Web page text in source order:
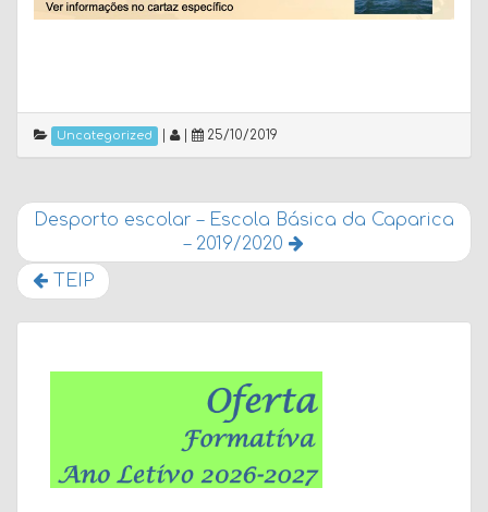
Uncategorized 25/10/2019
Desporto escolar – Escola Básica da Caparica
– 2019/2020
TEIP